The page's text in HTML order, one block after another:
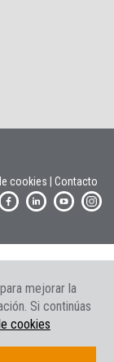
cookies Contacto
mejorar la
Si continúas
cookies